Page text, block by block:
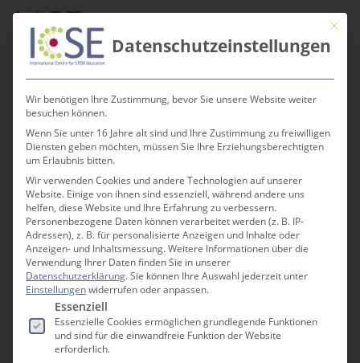
Skip
content
search
Giraffenmuster
Mit
Datenschutzeinstellungen
Wir benötigen Ihre Zustimmung, bevor Sie unsere Website weiter
besuchen können.
Wenn Sie unter 16 Jahre alt sind und Ihre Zustimmung zu freiwilligen
Diensten geben möchten, müssen Sie Ihre Erziehungsberechtigten
um Erlaubnis bitten.
Wir verwenden Cookies und andere Technologien auf unserer
Website. Einige von ihnen sind essenziell, während andere uns
helfen, diese Website und Ihre Erfahrung zu verbessern.
Personenbezogene Daten können verarbeitet werden (z. B. IP-
Adressen), z. B. für personalisierte Anzeigen und Inhalte oder
Anzeigen- und Inhaltsmessung.Weitere Informationen über die
Verwendung Ihrer Daten finden Sie in unserer
Datenschutzerklärung.Sie können Ihre Auswahl jederzeit unter
Einstellungenwiderrufen oder anpassen.
Es folgt eine Liste der Service-Gruppen, für die
Essenziell
Essenzielle Cookies ermöglichen grundlegende Funktionen
und sind für die einwandfreie Funktion der Website
erforderlich.